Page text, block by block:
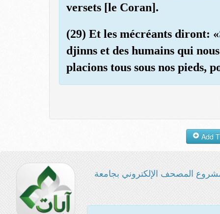
versets [le Coran].
(29) Et les mécréants diront:
djinns et des humains qui
placions tous sous nos pieds,
المصحف الإلكتروني بجامعة